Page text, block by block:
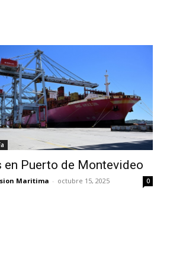
en Puerto de Montevideo
Maritima - octubre 15, 2025 0